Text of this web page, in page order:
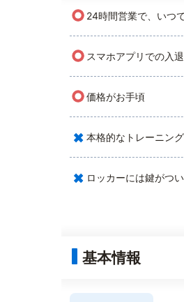
○ 24時間営業で、いつ
○ スマホアプリでの入
○価格がお手頃
× 本格的なトレーニン
× ロッカーには鍵がつ
基本情報